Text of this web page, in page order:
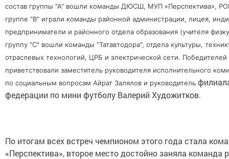
состав группы "А" вошли команды ДЮСШ, МУП «Перспектива»,
группе "В" играли команды районной администрации, лицея,
предприниматели и районного отдела образования (учителя
группу "С" вошли команды "Татавтодора", отдела культуры,
отраслевых технологий, ЦРБ и электрической сети. Победителей
приветствовали заместитель руководителя исполнительного
по социальным вопросам Айрат Залялов и руководитель
федерации по мини футболу Валерий Художитков.
По итогам всех встреч чемпионом этого года стала
«Перспектива», второе место достойно заняла команда